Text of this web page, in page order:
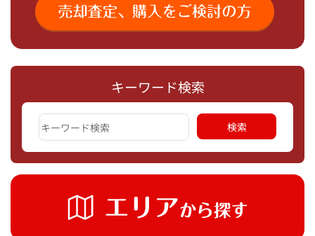
キーワード検索